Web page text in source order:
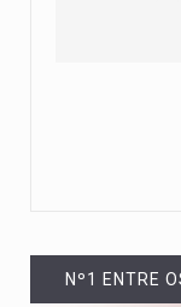
Nº1 ENTRE